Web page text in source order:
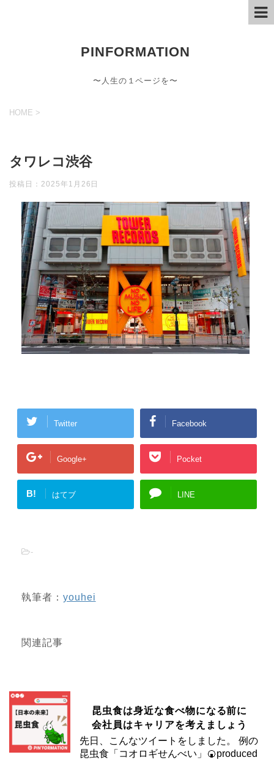
PINFORMATION
〜人生の１ページを〜
HOME >
タワレコ渋谷
投稿日： 2025年1月26日
Twitter Facebook
Google+ Pocket
B! はてブ LINE
-
執筆者： youhei
関連記事
昆虫食は身近な食べ物になる前に
会社員はキャリアを考えましょう
先日、こんなツイートをしました。 例の
昆虫食「コオロギせんべい」🍘produced